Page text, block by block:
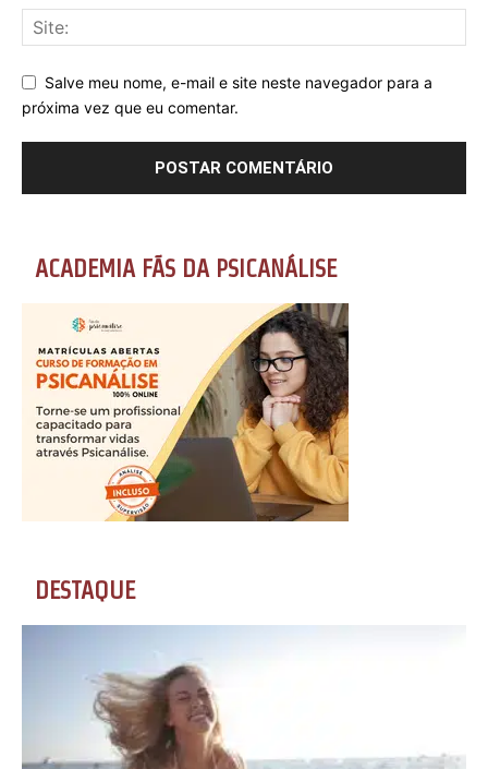
Salve meu nome, e-mail e site neste navegador para a
próxima vez que eu comentar.
ACADEMIA FÃS DA PSICANÁLISE
DESTAQUE